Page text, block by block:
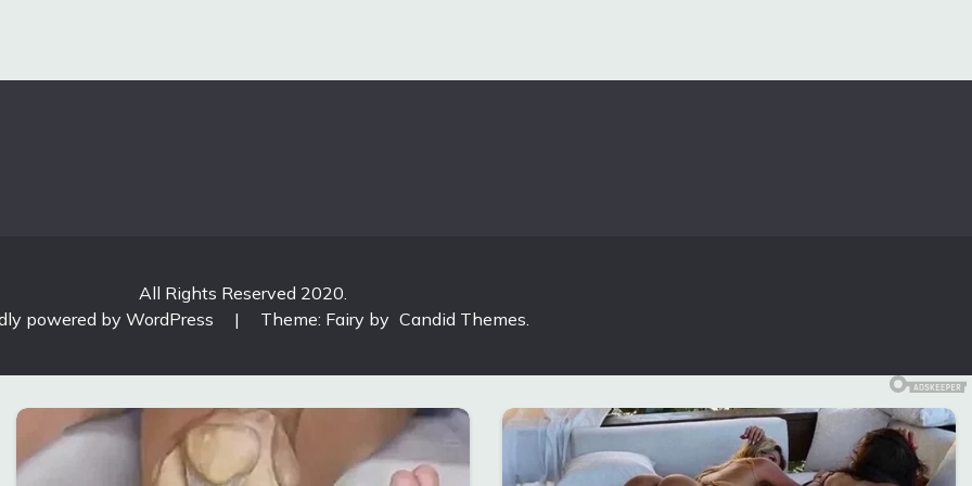
All Rights Reserved 2020.
powered by WordPress
| Theme: Fairy by Candid Themes.